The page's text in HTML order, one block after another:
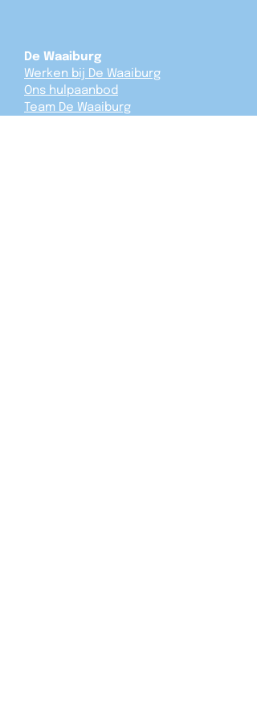
De Waaiburg
Werken bij De Waaiburg
Ons hulpaanbod
Team De Waaiburg